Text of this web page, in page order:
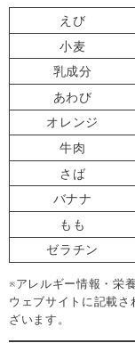
えび
小麦
乳成分
あわび
オレンジ
牛肉
さば
バナナ
もも
ゼラチン
※アレルギー情報・栄
ウェブサイトに記載
ざいます。